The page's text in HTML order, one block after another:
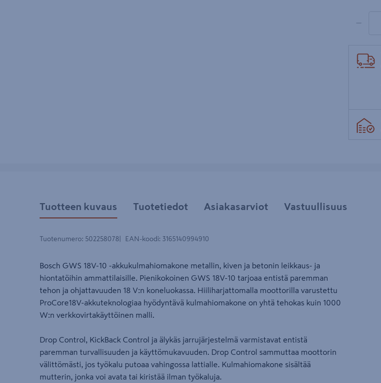
−
Tuotteen kuvaus Tuotetiedot Asiakasarviot Vastuullisuus
Tuotenumero: 502258078 EAN-koodi: 3165140994910
Bosch GWS 18V-10 -akkukulmahiomakone metallin, kiven ja betonin leikkaus- ja
hiontatöihin ammattilaisille. Pienikokoinen GWS 18V-10 tarjoaa entistä paremman
tehon ja ohjattavuuden 18 V:n koneluokassa. Hiiliharjattomalla moottorilla varustettu
ProCore18V-akkuteknologiaa hyödyntävä kulmahiomakone on yhtä tehokas kuin 1000
W:n verkkovirtakäyttöinen malli.
Drop Control, KickBack Control ja älykäs jarrujärjestelmä varmistavat entistä
paremman turvallisuuden ja käyttömukavuuden. Drop Control sammuttaa moottorin
välittömästi, jos työkalu putoaa vahingossa lattialle. Kulmahiomakone sisältää
mutterin, jonka voi avata tai kiristää ilman työkaluja.